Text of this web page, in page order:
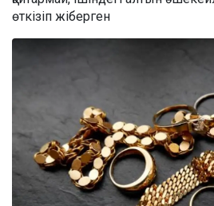
өткізіп жіберген